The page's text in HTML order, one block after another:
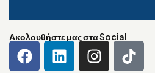
Ακολουθήστε μας στα Social